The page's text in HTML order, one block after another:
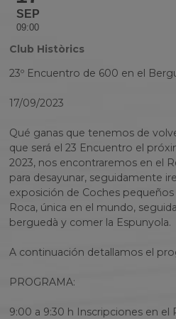
SEP
09:00
Club Històrics
23º Encuentro de 600 en el
17/09/2023
Qué ganas que tenemos de
que será el 23 Encuentro el
2023, nos encontraremos en el
para desayunar, seguidamente
exposición de Coches
Roca, única en el mundo,
berguedà y comer la Espunyola.
A continuación detallamos el
PROGRAMA:
9:00 a 9:30 h Inscripciones en el